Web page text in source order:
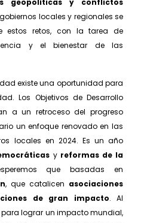
geopolíticas y conflictos
go­biernos locales y regionales se
estos retos, con la tarea de
y el bienestar de las
existe una oportunidad para
Los Objetivos de Desarro­llo
a un retroceso del progreso
un enfoque renovado en las
locales en 2024. Es un año
y reformas de la
que basadas en
, que cata­licen asociaciones
de gran impacto. Al
lograr un impacto mundial,